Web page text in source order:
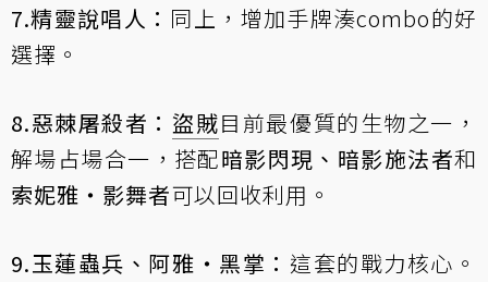
7.精靈說唱人： 同上，增加手牌湊combo的好
選擇。
8.惡棘屠殺者： 盜賊目前最優質的生物之一，
解場占場合一，搭配暗影閃現、暗影施法者和
索妮雅‧影舞者可以回收利用。
9.玉蓮蟲兵、阿雅‧黑掌： 這套的戰力核心。